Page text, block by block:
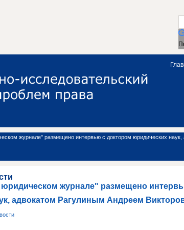
журнале" размещено интервью с доктором юридических
журнале" размещено
адвокатом Рагулиным Андреем